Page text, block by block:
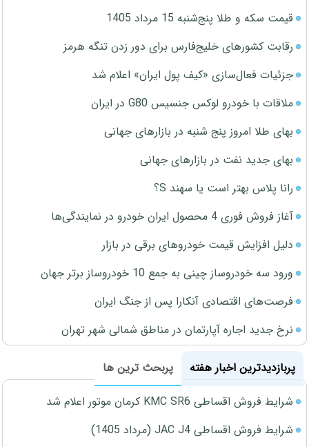
قیمت سکه و طلا پنج‌شنبه 15 مرداد 1405
رقابت کشورهای خلیج‌فارس برای دور زدن تنگه هرمز
جزئیات فعال‌سازی «کیف پول ایران» اعلام شد
ملاقات با خودرو لوکس جنسیس G80 در ایران
بهای طلا امروز پنج شنبه در بازارهای جهانی
بهای جدید نفت در بازارهای جهانی
رانا پلاس بهتر است یا سهند S؟
آغاز فروش فوری 4 محصول ایران خودرو در نمایندگی‌ها
دلیل افزایش قیمت خودروهای برقی در بازار
ورود سه خودروساز چینی به جمع 10 خودروساز برتر جهان
فرصت‌های اقتصادی آنکارا پس از جنگ ایران
نرخ جدید اجاره آپارتمان در مناطق شمالی شهر تهران
پربازدیدترین اخبار هفته
پربحث ترین ها
شرایط فروش اقساطی KMC SR6 کرمان موتور اعلام شد
شرایط فروش اقساطی JAC J4 (مرداد 1405)